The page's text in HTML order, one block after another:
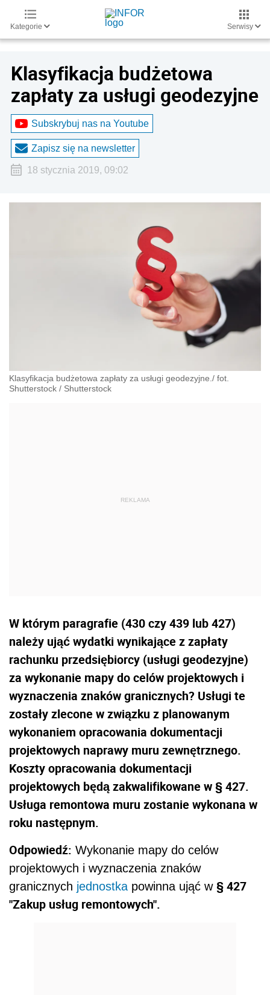
Kategorie Serwisy
Klasyfikacja budżetowa
zapłaty za usługi geodezyjne
Subskrybuj nas na Youtube
Zapisz się na newsletter
18 stycznia 2019, 09:02
Klasyfikacja budżetowa zapłaty za usługi geodezyjne./ fot.
Shutterstock / Shutterstock
W którym paragrafie (430 czy 439 lub 427)
należy ująć wydatki wynikające z zapłaty
rachunku przedsiębiorcy (usługi geodezyjne)
za wykonanie mapy do celów projektowych i
wyznaczenia znaków granicznych? Usługi te
zostały zlecone w związku z planowanym
wykonaniem opracowania dokumentacji
projektowych naprawy muru zewnętrznego.
Koszty opracowania dokumentacji
projektowych będą zakwalifikowane w § 427.
Usługa remontowa muru zostanie wykonana w
roku następnym.
Odpowiedź: Wykonanie mapy do celów
projektowych i wyznaczenia znaków
granicznych jednostka powinna ująć w § 427
"Zakup usług remontowych".